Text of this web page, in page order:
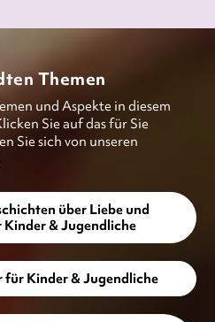
Themen
und Aspekte in diesem
Sie auf das für Sie
Sie sich von unseren
über Liebe und
& Jugendliche
Kinder & Jugendliche